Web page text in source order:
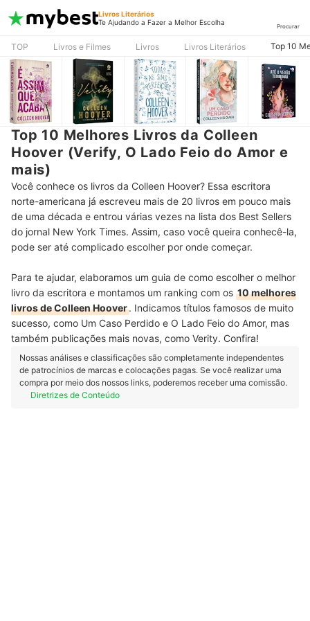
Livros Literários
Te Ajudando a Fazer a Melhor Escolha
Procurar
TOP Livros e Filmes Livros Livros Literários Top 10
Top 10 Melhores Livros da Colleen
Hoover (Verify, O Lado Feio do Amor e
mais)
Você conhece os livros da Colleen Hoover? Essa escritora
norte-americana já escreveu mais de 20 livros em pouco mais
de uma década e entrou várias vezes na lista dos Best Sellers
do jornal New York Times. Assim, caso você queira conhecê-la,
pode ser até complicado escolher por onde começar.
Para te ajudar, elaboramos um guia de como escolher o melhor
livro da escritora e montamos um ranking com os 10 melhores
livros de Colleen Hoover. Indicamos títulos famosos de muito
sucesso, como Um Caso Perdido e O Lado Feio do Amor, mas
também publicações mais novas, como Verity. Confira!
Nossas análises e classificações são completamente independentes
de patrocínios de marcas e colocações pagas. Se você realizar uma
compra por meio dos nossos links, poderemos receber uma comissão.
Diretrizes de Conteúdo